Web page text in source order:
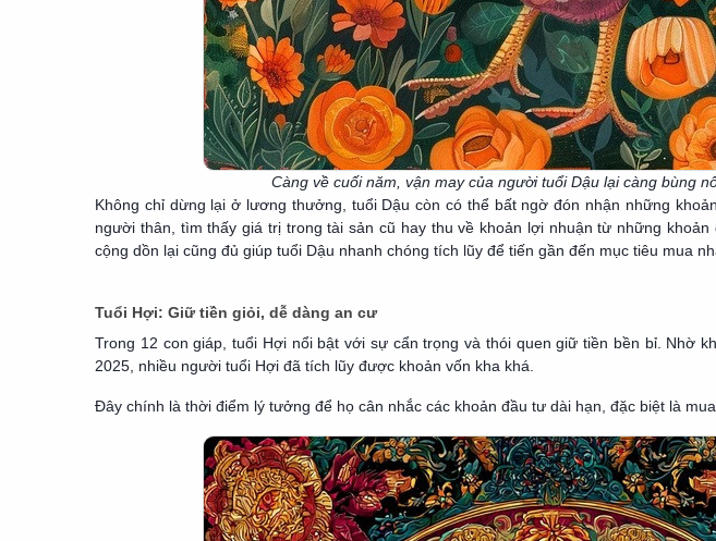
Càng về cuối năm, vận may của người tuổi Dậu lại càng bùng
Không chỉ dừng lại ở lương thưởng, tuổi Dậu còn có thể bất ngờ đón nhận những
người thân, tìm thấy giá trị trong tài sản cũ hay thu về khoản lợi nhuận từ những
cộng dồn lại cũng đủ giúp tuổi Dậu nhanh chóng tích lũy để tiến gần đến mục tiêu mua
Tuổi Hợi: Giữ tiền giỏi, dễ dàng an cư
Trong 12 con giáp, tuổi Hợi nổi bật với sự cẩn trọng và thói quen giữ tiền bền bỉ. Nhờ
2025, nhiều người tuổi Hợi đã tích lũy được khoản vốn kha khá.
Đây chính là thời điểm lý tưởng để họ cân nhắc các khoản đầu tư dài hạn, đặc biệt là